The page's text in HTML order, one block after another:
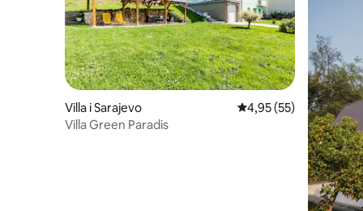
Villa i Sarajevo 4,95 av 5 i
4,95 (55)
Villa Green Paradis